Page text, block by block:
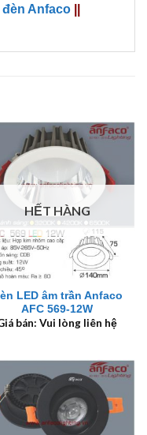
Anfaco
HẾT HÀNG
LED âm trần Anfaco
AFC 569-12W
bán: Vui lòng liên hệ